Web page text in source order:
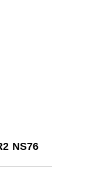
NS76